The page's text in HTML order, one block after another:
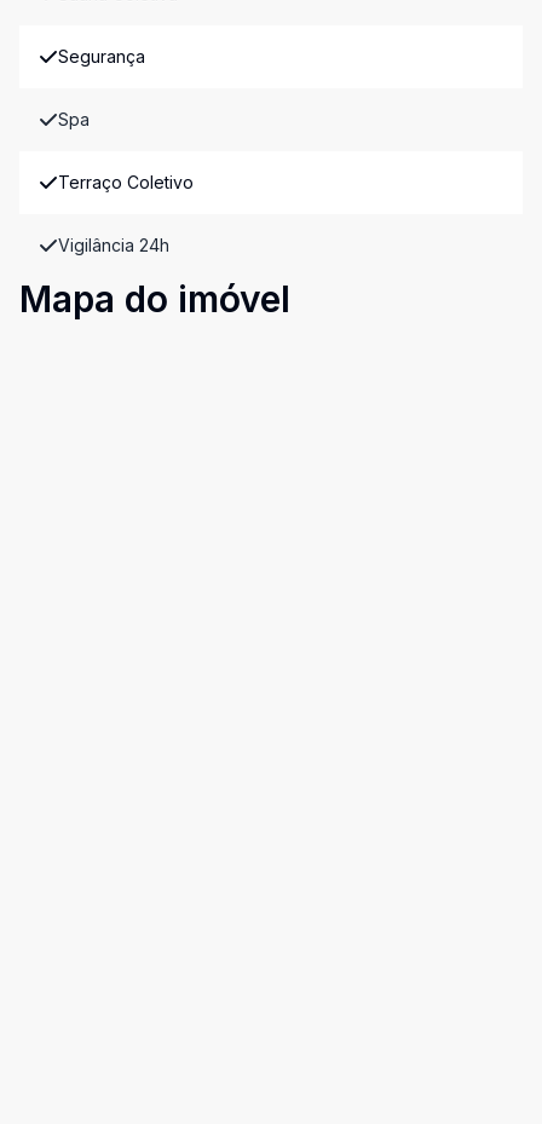
Segurança
Spa
Terraço Coletivo
Vigilância 24h
Mapa do imóvel